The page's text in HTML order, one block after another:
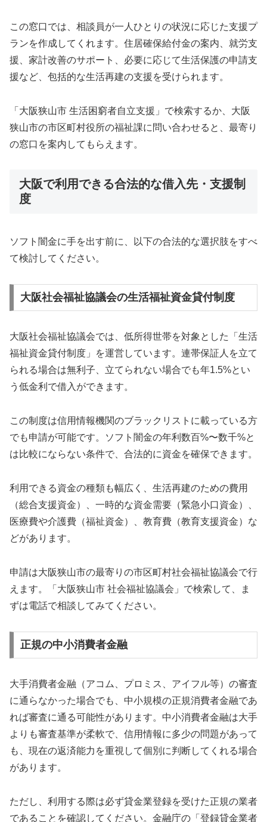
この窓口では、相談員が一人ひとりの状況に応じた支援プ
ランを作成してくれます。住居確保給付金の案内、就労支
援、家計改善のサポート、必要に応じて生活保護の申請支
援など、包括的な生活再建の支援を受けられます。
「大阪狭山市 生活困窮者自立支援」で検索するか、大阪
狭山市の市区町村役所の福祉課に問い合わせると、最寄り
の窓口を案内してもらえます。
大阪で利用できる合法的な借入先・支援制
度
ソフト闇金に手を出す前に、以下の合法的な選択肢をすべ
て検討してください。
大阪社会福祉協議会の生活福祉資金貸付制度
大阪社会福祉協議会では、低所得世帯を対象とした「生活
福祉資金貸付制度」を運営しています。連帯保証人を立て
られる場合は無利子、立てられない場合でも年1.5%とい
う低金利で借入ができます。
この制度は信用情報機関のブラックリストに載っている方
でも申請が可能です。ソフト闇金の年利数百%〜数千%と
は比較にならない条件で、合法的に資金を確保できます。
利用できる資金の種類も幅広く、生活再建のための費用
（総合支援資金）、一時的な資金需要（緊急小口資金）、
医療費や介護費（福祉資金）、教育費（教育支援資金）な
どがあります。
申請は大阪狭山市の最寄りの市区町村社会福祉協議会で行
えます。「大阪狭山市 社会福祉協議会」で検索して、ま
ずは電話で相談してみてください。
正規の中小消費者金融
大手消費者金融（アコム、プロミス、アイフル等）の審査
に通らなかった場合でも、中小規模の正規消費者金融であ
れば審査に通る可能性があります。中小消費者金融は大手
よりも審査基準が柔軟で、信用情報に多少の問題があって
も、現在の返済能力を重視して個別に判断してくれる場合
があります。
ただし、利用する際は必ず貸金業登録を受けた正規の業者
であることを確認してください。金融庁の「登録貸金業者